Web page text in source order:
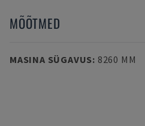
MÕÕTMED
MASINA SÜGAVUS: 8260 MM